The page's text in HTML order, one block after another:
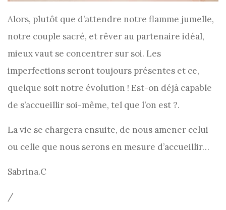
Alors, plutôt que d’attendre notre flamme jumelle,
notre couple sacré, et rêver au partenaire idéal,
mieux vaut se concentrer sur soi. Les
imperfections seront toujours présentes et ce,
quelque soit notre évolution ! Est-on déjà capable
de s’accueillir soi-même, tel que l’on est ?.
La vie se chargera ensuite, de nous amener celui
ou celle que nous serons en mesure d’accueillir…
Sabrina.C
/